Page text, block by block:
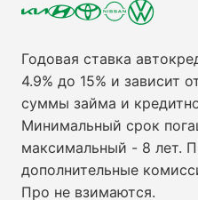
Годовая ставка
4.9% до 15% и зависит
суммы займа и
Минимальный срок
максимальный - 8 лет.
дополнительные
Про не взимаются.